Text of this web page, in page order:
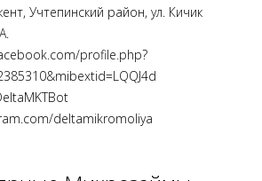
Учтепинский район, ул. Кичик
profile.php?
deltamikromoliya